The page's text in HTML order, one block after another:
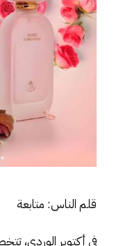
قلم الناس: متابعة
في أكتوبر الوردي،